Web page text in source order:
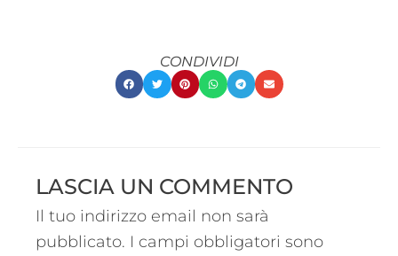
CONDIVIDI
LASCIA UN COMMENTO
Il tuo indirizzo email non sarà
pubblicato. I campi obbligatori sono